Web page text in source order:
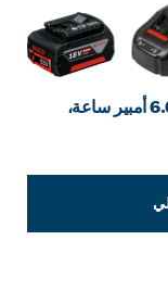
في صندوق حمل مع 2 بطارية أيونات ليثيوم 6.0 أمبير ساعة،